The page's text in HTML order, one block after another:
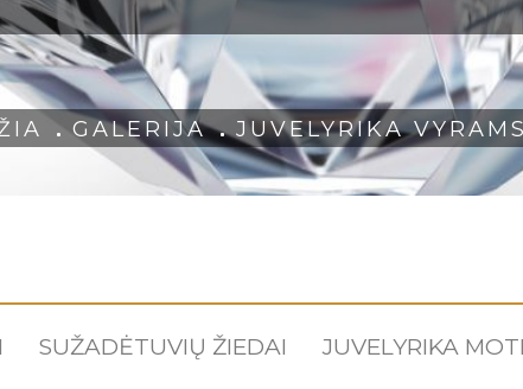
GALERIJA JUVELYRIKA VYRAMS
SUŽADĖTUVIŲ ŽIEDAI JUVELYRIKA